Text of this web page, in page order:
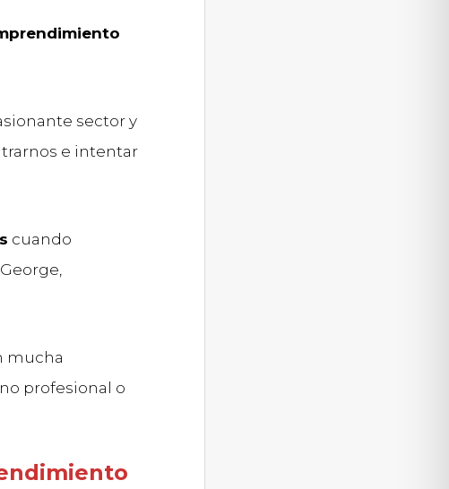
sector y
e intentar
cuando
mucha
profesional o